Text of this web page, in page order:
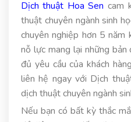
Dịch thuật Hoa Sen cam
thuật chuyên ngành sinh
chuyên nghiệp hơn 5 năm
nỗ lực mang lại những bản
đủ yêu cầu của khách
liên hệ ngay với Dịch
dịch thuật chuyên ngành
Nếu bạn có bất kỳ thắc